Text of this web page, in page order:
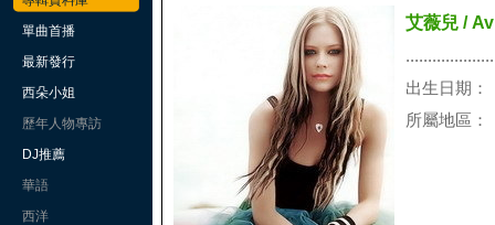
單曲首播
最新發行
西朵小姐
歷年人物專訪
DJ推薦
華語
西洋
艾薇兒 /
出生日期：
所屬地區：